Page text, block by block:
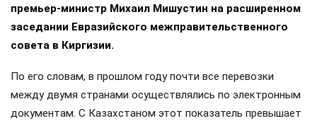
премьер-министр Михаил Мишустин на расширенном
заседании Евразийского межправительственного
совета в Киргизии.
По его словам, в прошлом году почти все перевозки
между двумя странами осуществлялись по электронным
документам. С Казахстаном этот показатель превышает